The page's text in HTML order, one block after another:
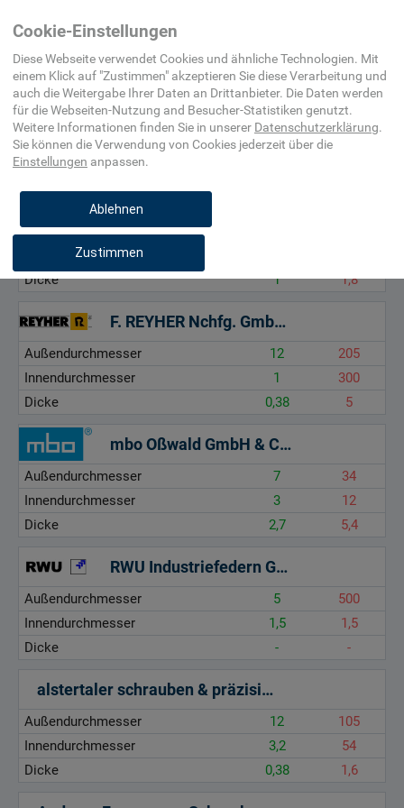
Befestigungsmittel,
Beschlag
Schraube)
Außendurchmesser, mm
Innendurchmesser, mm
Dicke, mm
Außendurchmesser
Innendurchmesser
Dicke
1 1,8
F. REYHER Nchfg. GmbH & Co. KG
Außendurchmesser 12
205
Innendurchmesser
1
300
Dicke
0,38 5
mbo Oßwald GmbH & Co KG Metallbearbeitung - Verbindungstechnik
Außendurchmesser 7
34
Innendurchmesser
3
12
Dicke
2,7 5,4
RWU Industriefedern GmbH
Außendurchmesser 5
500
Innendurchmesser
1,5
1,5
Dicke
- -
alstertaler schrauben & präzisionsteile gmbh
Außendurchmesser 12
105
Innendurchmesser
3,2
54
Dicke
0,38 1,6
Cookie-Einstellungen
Diese Webseite verwendet Cookies und ähnliche Technologien. Mit
einem Klick auf "Zustimmen" akzeptieren Sie diese Verarbeitung und
auch die Weitergabe Ihrer Daten an Drittanbieter. Die Daten werden
für dieWebseiten-Nutzung and Besucher-Statistiken genutzt.
Weitere Informationen finden Sie in unserer Datenschutzerklärung.
Sie können die Verwendung von Cookies jederzeit über die
Einstellungen anpassen.
Ablehnen
Zustimmen